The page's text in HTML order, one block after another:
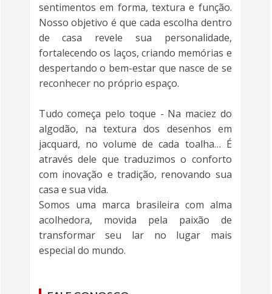
sentimentos em forma, textura e função.
Nosso objetivo é que cada escolha dentro
de casa revele sua personalidade,
fortalecendo os laços, criando memórias e
despertando o bem-estar que nasce de se
reconhecer no próprio espaço.
Tudo começa pelo toque - Na maciez do
algodão, na textura dos desenhos em
jacquard, no volume de cada toalha… É
através dele que traduzimos o conforto
com inovação e tradição, renovando sua
casa e sua vida.
Somos uma marca brasileira com alma
acolhedora, movida pela paixão de
transformar seu lar no lugar mais
especial do mundo.